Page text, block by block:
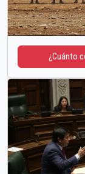
¿Cuánto